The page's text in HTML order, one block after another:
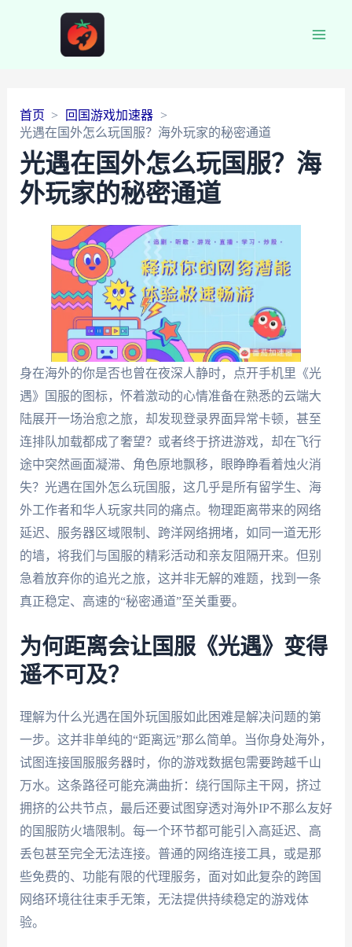
首页
回国游戏加速器
光遇在国外怎么玩国服？海外玩家的秘密通道
光遇在国外怎么玩国服？海
外玩家的秘密通道
身在海外的你是否也曾在夜深人静时，点开手机里《光
遇》国服的图标，怀着激动的心情准备在熟悉的云端大
陆展开一场治愈之旅，却发现登录界面异常卡顿，甚至
连排队加载都成了奢望？或者终于挤进游戏，却在飞行
途中突然画面凝滞、角色原地飘移，眼睁睁看着烛火消
失？光遇在国外怎么玩国服，这几乎是所有留学生、海
外工作者和华人玩家共同的痛点。物理距离带来的网络
延迟、服务器区域限制、跨洋网络拥堵，如同一道无形
的墙，将我们与国服的精彩活动和亲友阻隔开来。但别
急着放弃你的追光之旅，这并非无解的难题，找到一条
真正稳定、高速的“秘密通道”至关重要。
为何距离会让国服《光遇》变得
遥不可及？
理解为什么光遇在国外玩国服如此困难是解决问题的第
一步。这并非单纯的“距离远”那么简单。当你身处海外，
试图连接国服服务器时，你的游戏数据包需要跨越千山
万水。这条路径可能充满曲折：绕行国际主干网，挤过
拥挤的公共节点，最后还要试图穿透对海外IP不那么友好
的国服防火墙限制。每一个环节都可能引入高延迟、高
丢包甚至完全无法连接。普通的网络连接工具，或是那
些免费的、功能有限的代理服务，面对如此复杂的跨国
网络环境往往束手无策，无法提供持续稳定的游戏体
验。